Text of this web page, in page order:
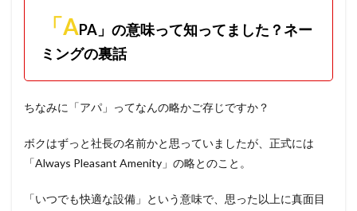
「APA」の意味って知ってました？ネー
ミングの裏話
ちなみに「アパ」ってなんの略かご存じですか？
ボクはずっと社長の名前かと思っていましたが、正式には
「Always Pleasant Amenity」の略とのこと。
「いつでも快適な設備」という意味で、思った以上に真面目